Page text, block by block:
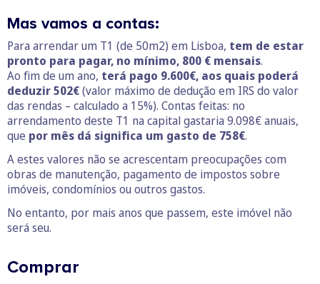
Mas vamos a contas:
Para arrendar um T1 (de 50m2) em Lisboa, tem de estar
pronto para pagar, no mínimo, 800 € mensais.
Ao fim de um ano, terá pago 9.600€, aos quais poderá
deduzir 502€(valor máximo de dedução em IRS do valor
das rendas – calculado a 15%). Contas feitas: no
arrendamento deste T1 na capital gastaria 9.098€ anuais,
que por mês dá significa um gasto de 758€.
A estes valores não se acrescentam preocupações com
obras de manutenção, pagamento de impostos sobre
imóveis, condomínios ou outros gastos.
No entanto, por mais anos que passem, este imóvel não
será seu.
Comprar